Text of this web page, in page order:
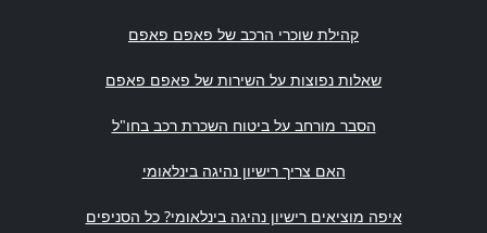
קהילת שוכרי הרכב של פאפם פאפם
שאלות נפוצות על השירות של פאפם פאפם
הסבר מורחב על ביטוח השכרת רכב בחו"ל
האם צריך רישיון נהיגה בינלאומי
איפה מוציאים רישיון נהיגה בינלאומי? כל הסניפים